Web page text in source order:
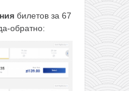
билетов за 67
обратно: